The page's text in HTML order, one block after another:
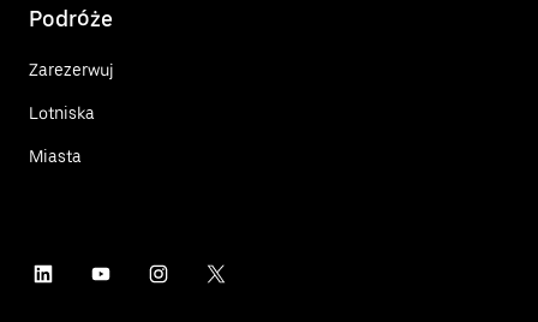
Podróże
Zarezerwuj
Lotniska
Miasta